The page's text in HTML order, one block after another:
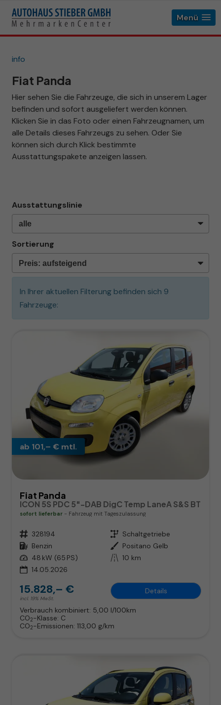
Menü
info
Fiat Panda
Hier sehen Sie die Fahrzeuge, die sich in unserem Lager
befinden und sofort ausgeliefert werden können.
Klicken Sie in das Foto oder einen Fahrzeugnamen, um
alle Details dieses Fahrzeugs zu sehen. Oder Sie
können sich durch Klick bestimmte
Ausstattungspakete anzeigen lassen.
Ausstattungslinie
Sortierung
In Ihrer aktuellen Filterung befinden sich 9
Fahrzeuge:
ab 101,– € mtl.
Fiat Panda
ICON 5S PDC 5"-DAB DigC Temp LaneA S&S BT
sofort lieferbar Fahrzeug mit Tageszulassung
Fahrzeugnr. 328194 Getriebe Schaltgetriebe
Kraftstoff Benzin Außenfarbe Positano Gelb
Leistung 48 kW (65 PS) Kilometerstand 10 km
14.05.2026
15.828,– €
incl. 19% MwSt.
Details
Verbrauch kombiniert: 5,00 l/100km
CO2-Klasse: C
CO2-Emissionen: 113,00 g/km